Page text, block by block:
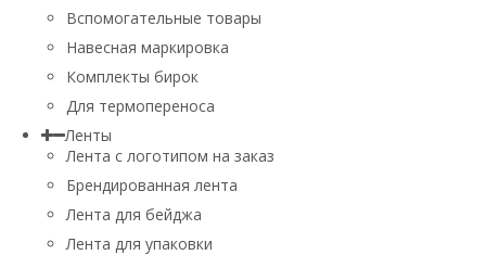
Вспомогательные товары
Навесная маркировка
Комплекты бирок
Для термопереноса
Ленты
Лента с логотипом на заказ
Брендированная лента
Лента для бейджа
Лента для упаковки